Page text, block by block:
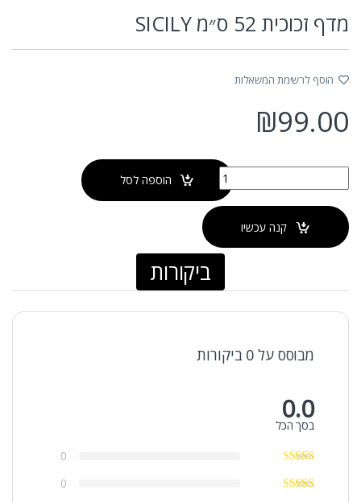
מדף זכוכית 52 ס״מ SICILY
הוסף לרשימת המשאלות
₪99.00
הוספה לסל
קנה עכשיו
ביקורות
מבוסס על 0 ביקורות
0.0
בסך הכל
0
0